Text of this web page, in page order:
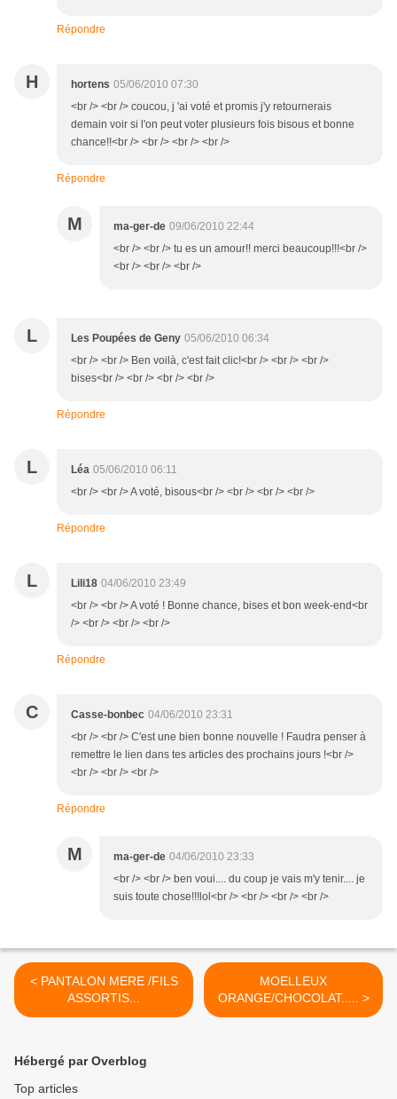
Répondre
H hortens 05/06/2010 07:30
<br /> <br /> coucou, j 'ai voté et promis j'y retournerais
demain voir si l'on peut voter plusieurs fois bisous et bonne
chance!!<br /> <br /> <br /> <br />
Répondre
M ma-ger-de 09/06/2010 22:44
<br /> <br /> tu es un amour!! merci beaucoup!!!<br />
<br /> <br /> <br />
L Les Poupées de Geny 05/06/2010 06:34
<br /> <br /> Ben voilà, c'est fait clic!<br /> <br /> <br />
bises<br /> <br /> <br /> <br />
Répondre
L Léa 05/06/2010 06:11
<br /> <br /> A voté, bisous<br /> <br /> <br /> <br />
Répondre
L Lili18 04/06/2010 23:49
<br /> <br /> A voté ! Bonne chance, bises et bon week-end<br
/> <br /> <br /> <br />
Répondre
C Casse-bonbec 04/06/2010 23:31
<br /> <br /> C'est une bien bonne nouvelle ! Faudra penser à
remettre le lien dans tes articles des prochains jours !<br />
<br /> <br /> <br />
Répondre
M ma-ger-de 04/06/2010 23:33
<br /> <br /> ben voui.... du coup je vais m'y tenir.... je
suis toute chose!!!lol<br /> <br /> <br /> <br />
< PANTALON MERE /FILS
ASSORTIS...
MOELLEUX
ORANGE/CHOCOLAT..... >
Hébergé par Overblog
Top articles